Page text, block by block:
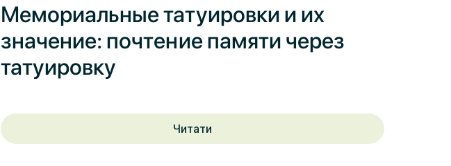
Мемориальные татуировки и их
значение: почтение памяти через
татуировку
Читати